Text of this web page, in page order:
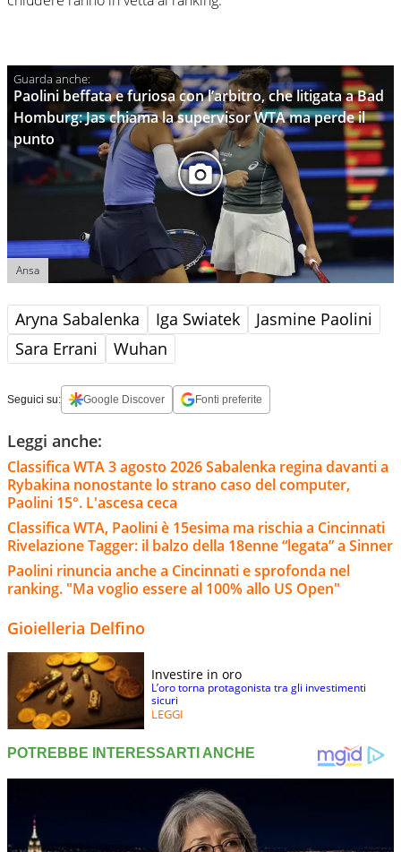
Paolini beffata e furiosa con l’arbitro, che litigata a Bad
Homburg: Jas chiama la supervisor WTA ma perde il
punto
Ansa
Aryna Sabalenka Iga Swiatek
Jasmine Paolini
Sara Errani
Wuhan
Seguici su: Google Discover Fonti preferite
Leggi anche:
Classifica WTA 3 agosto 2026 Sabalenka regina davanti a
Rybakina nonostante lo strano caso del computer,
Paolini 15°. L'ascesa ceca
Classifica WTA, Paolini è 15esima ma rischia a Cincinnati
Rivelazione Tagger: il balzo della 18enne “legata” a Sinner
Paolini rinuncia anche a Cincinnati e sprofonda nel
ranking. "Ma voglio essere al 100% allo US Open"
Gioielleria Delfino
Investire in oro
L’oro torna protagonista tra gli investimenti
sicuri
LEGGI